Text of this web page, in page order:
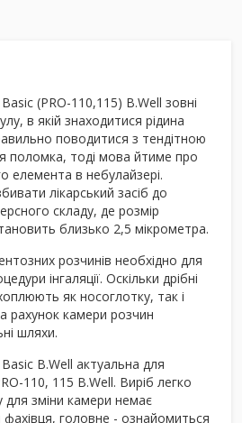
(PRO-110,115) B.Well зовні
в якій знаходитися рідина
поводитися з тендітною
поломка, тоді мова йтиме про
елемента в небулайзері.
лікарський засіб до
складу, де розмір
близько 2,5 мікрометра.
розчинів необхідно для
інгаляції. Оскільки дрібні
як носоглотку, так і
рахунок камери розчин
шляхи.
B.Well актуальна для
110, 115 B.Well. Виріб легко
зміни камери немає
фахівця, головне - ознайомиться